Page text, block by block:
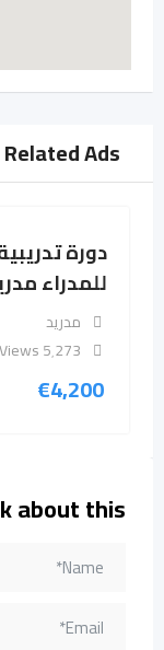
Related Ads
دورة
للمدراء
مدريد
5٬273 Views
€4,200
about this